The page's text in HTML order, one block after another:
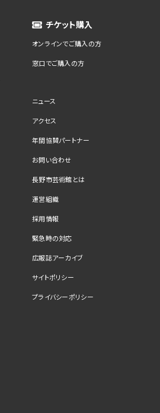
チケット購入
オンラインでご購入の方
窓口でご購入の方
ニュース
アクセス
年間協賛パートナー
お問い合わせ
長野市芸術館とは
運営組織
採用情報
緊急時の対応
広報誌アーカイブ
サイトポリシー
プライバシーポリシー